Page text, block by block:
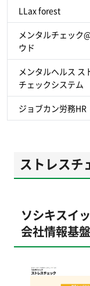
LLax forest
メンタルチェック
ウド
メンタルヘルス ス
チェックシステム
ジョブカン労務HR
ストレスチ
ソシキスイ
会社情報基盤